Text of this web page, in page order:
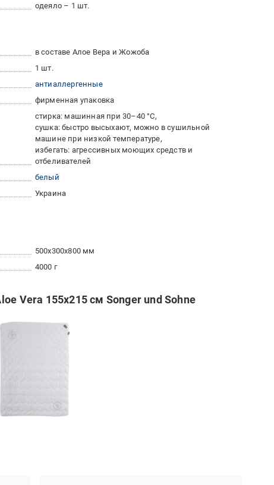
одеяло – 1 шт.
в составе Алое Вера и Жожоба
1 шт.
антиаллергенные
фирменная упаковка
стирка: машинная при 30–40 °C
сушка: быстро высыхают, можно в сушильной
машине при низкой температуре
избегать: агрессивных моющих средств и
отбеливателей
белый
Украина
500x300x800 мм
4000 г
Vera 155x215 см Songer und Sohne